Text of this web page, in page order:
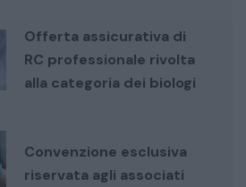
Offerta assicurativa di
RC professionale rivolta
alla categoria dei biologi
Convenzione esclusiva
riservata agli associati